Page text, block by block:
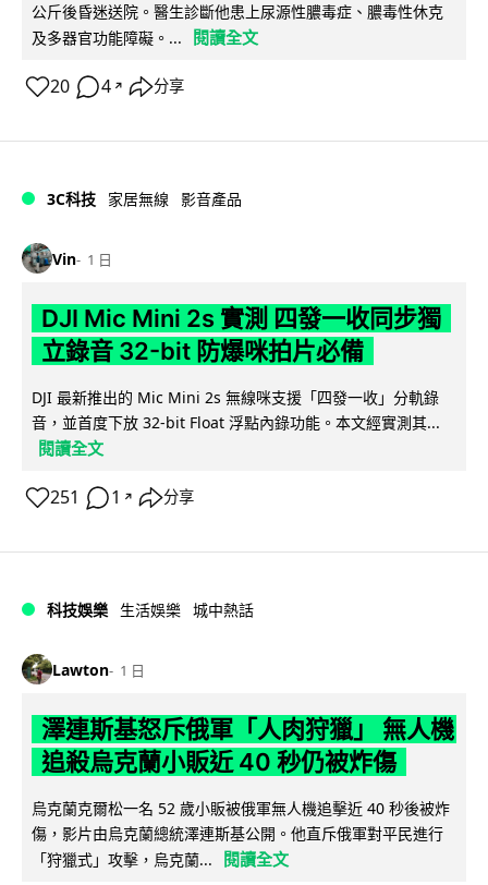
公斤後昏迷送院。醫生診斷他患上尿源性膿毒症、膿毒性休克
及多器官功能障礙。...
閱讀全文
20 4 ↗ 分享
3C科技 家居無線 影音產品
Vin 1 日
DJI Mic Mini 2s 實測 四發一收同步獨
立錄音 32-bit 防爆咪拍片必備
DJI 最新推出的 Mic Mini 2s 無線咪支援「四發一收」分軌錄
音，並首度下放 32-bit Float 浮點內錄功能。本文經實測其...
閱讀全文
251 1 ↗ 分享
科技娛樂 生活娛樂 城中熱話
Lawton 1 日
澤連斯基怒斥俄軍「人肉狩獵」 無人機
追殺烏克蘭小販近 40 秒仍被炸傷
烏克蘭克爾松一名 52 歲小販被俄軍無人機追擊近 40 秒後被炸
傷，影片由烏克蘭總統澤連斯基公開。他直斥俄軍對平民進行
「狩獵式」攻擊，烏克蘭...
閱讀全文